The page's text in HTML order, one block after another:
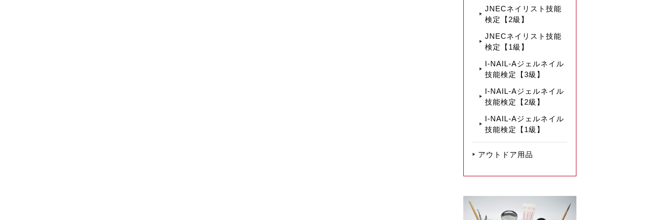
JNECネイリスト技能
検定【2級】
JNECネイリスト技能
検定【1級】
I-NAIL-Aジェルネイル
技能検定【3級】
I-NAIL-Aジェルネイル
技能検定【2級】
I-NAIL-Aジェルネイル
技能検定【1級】
アウトドア用品